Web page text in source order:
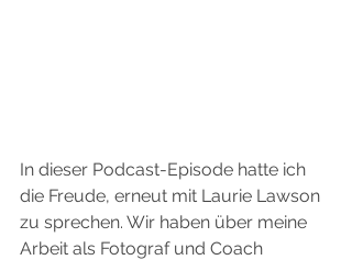
In dieser Podcast-Episode hatte ich
die Freude, erneut mit Laurie Lawson
zu sprechen. Wir haben über meine
Arbeit als Fotograf und Coach